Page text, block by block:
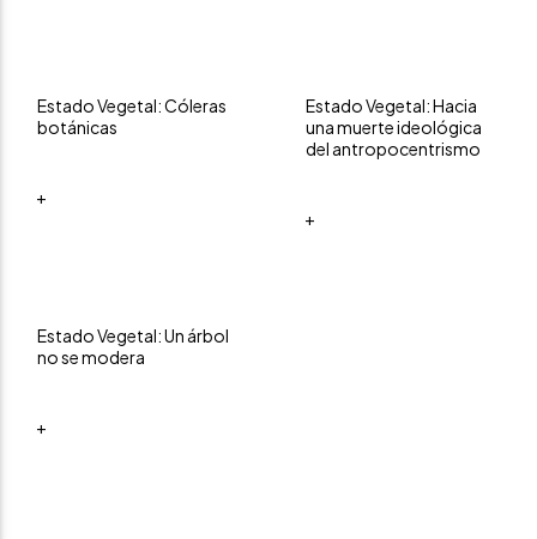
Estado Vegetal: Cóleras
botánicas
+
Estado Vegetal: Hacia
una muerte ideológica
del antropocentrismo
+
Estado Vegetal: Un árbol
no se modera
+